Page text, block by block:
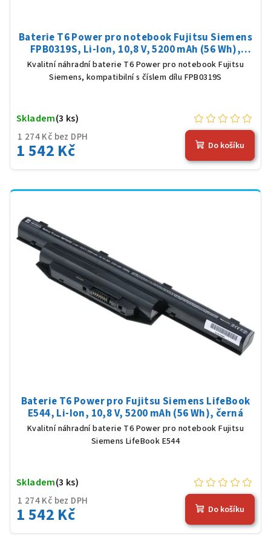
Baterie T6 Power pro notebook Fujitsu Siemens
FPB0319S, Li-Ion, 10,8 V, 5200 mAh (56 Wh),
černá
Kvalitní náhradní baterie T6 Power pro notebook Fujitsu
Siemens, kompatibilní s číslem dílu FPB0319S
1 274 Kč bez DPH
1 542 Kč
Skladem(3 ks)
Do košíku
Baterie T6 Power pro Fujitsu Siemens LifeBook
E544, Li-Ion, 10,8 V, 5200 mAh (56 Wh), černá
Kvalitní náhradní baterie T6 Power pro notebook Fujitsu
Siemens LifeBook E544
1 274 Kč bez DPH
1 542 Kč
Skladem(3 ks)
Do košíku